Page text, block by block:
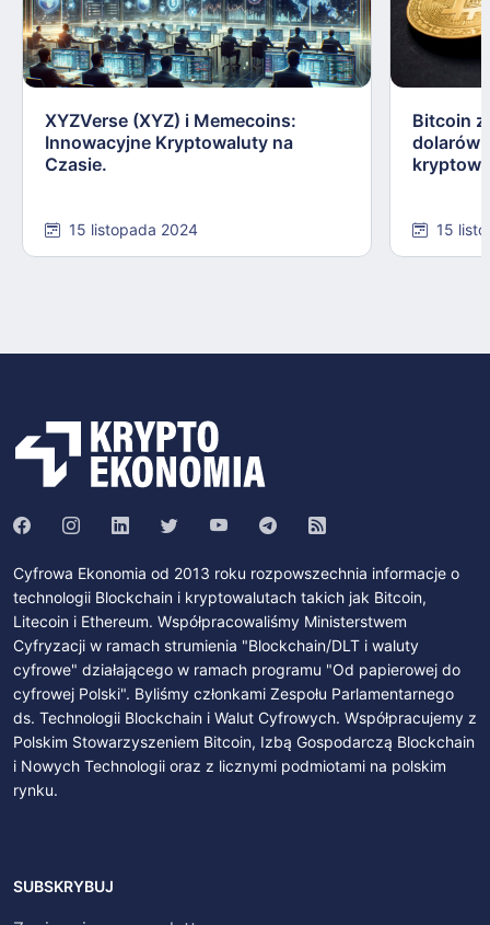
XYZVerse (XYZ) i Memecoins:
Innowacyjne Kryptowaluty na
Czasie.
15 listopada 2024
Bitcoin
dolarów:
15
Cyfrowa Ekonomia od 2013 roku rozpowszechnia informacje o
technologii Blockchain i kryptowalutach takich jak Bitcoin,
Litecoin i Ethereum. Współpracowaliśmy Ministerstwem
Cyfryzacji w ramach strumienia "Blockchain/DLT i waluty
cyfrowe" działającego w ramach programu "Od papierowej do
cyfrowej Polski". Byliśmy członkami Zespołu Parlamentarnego
ds. Technologii Blockchain i Walut Cyfrowych. Współpracujemy z
Polskim Stowarzyszeniem Bitcoin, Izbą Gospodarczą Blockchain
i Nowych Technologii oraz z licznymi podmiotami na polskim
rynku.
SUBSKRYBUJ